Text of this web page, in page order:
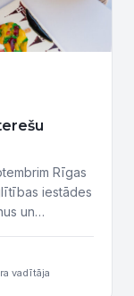
Rīgas
iestādes
un
atvērto
Pasākumu
vadītāja